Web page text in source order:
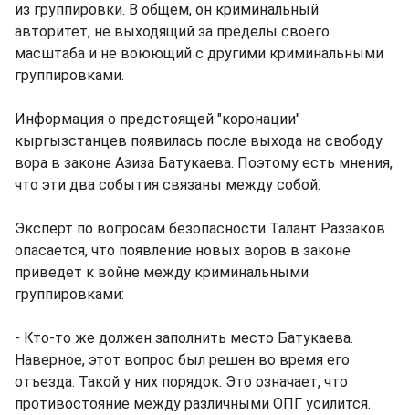
из группировки. В общем, он криминальный
авторитет, не выходящий за пределы своего
масштаба и не воюющий с другими криминальными
группировками.
Информация о предстоящей "коронации"
кыргызстанцев появилась после выхода на свободу
вора в законе Азиза Батукаева. Поэтому есть мнения,
что эти два события связаны между собой.
Эксперт по вопросам безопасности Талант Раззаков
опасается, что появление новых воров в законе
приведет к войне между криминальными
группировками:
- Кто-то же должен заполнить место Батукаева.
Наверное, этот вопрос был решен во время его
отъезда. Такой у них порядок. Это означает, что
противостояние между различными ОПГ усилится.